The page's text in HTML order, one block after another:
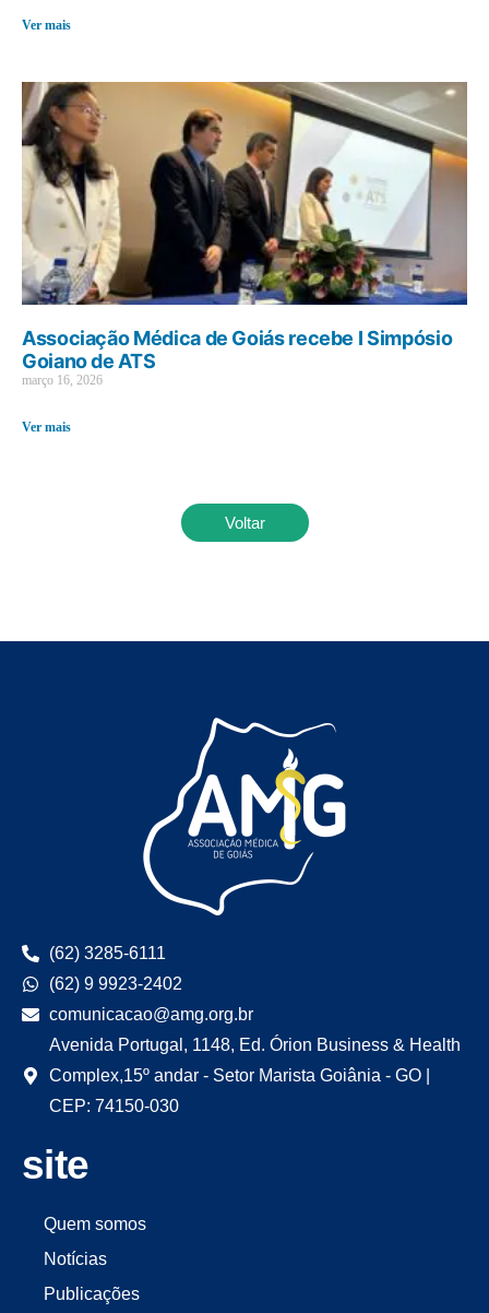
Ver mais
Associação Médica de Goiás recebe I Simpósio
Goiano de ATS
março 16, 2026
Ver mais
Voltar
(62) 3285-6111
(62) 9 9923-2402
comunicacao@amg.org.br
Avenida Portugal, 1148, Ed. Órion Business & Health
Complex,15º andar - Setor Marista Goiânia - GO |
CEP: 74150-030
site
Quem somos
Notícias
Publicações